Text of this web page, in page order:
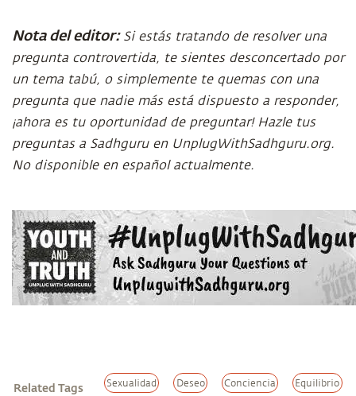
Nota del editor: Si estás tratando de resolver una
pregunta controvertida, te sientes desconcertado por
un tema tabú, o simplemente te quemas con una
pregunta que nadie más está dispuesto a responder,
¡ahora es tu oportunidad de preguntar! Hazle tus
preguntas a Sadhguru en UnplugWithSadhguru.org.
No disponible en español actualmente.
Related Tags Sexualidad Deseo Conciencia Equilibrio